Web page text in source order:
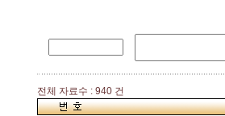
전체 자료수 : 940 건